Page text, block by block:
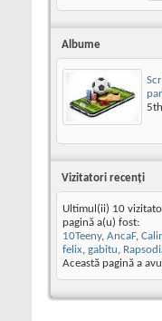
Albume
Vizitatori recenţi
Ultimul(ii) 10
pagină a(u) fost:
10Teeny, AncaF,
felix gabitu
Această pagină a